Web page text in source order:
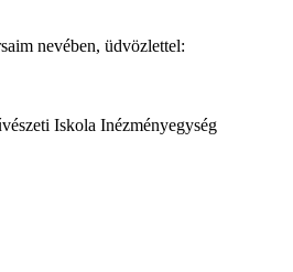
nevében, üdvözlettel:
Iskola Inézményegység